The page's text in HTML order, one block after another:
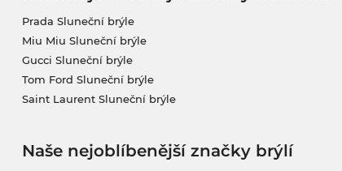
Prada Sluneční brýle
Miu Miu Sluneční brýle
Gucci Sluneční brýle
Tom Ford Sluneční brýle
Saint Laurent Sluneční brýle
Naše nejoblíbenější značky brýlí